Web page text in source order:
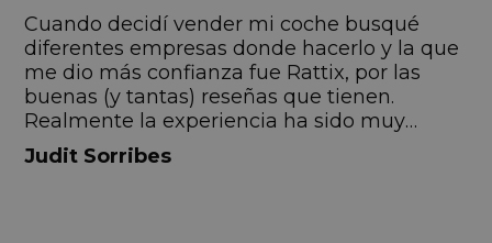
Cuando decidí vender mi coche busqué
diferentes empresas donde hacerlo y la que
me dio más confianza fue Rattix, por las
buenas (y tantas) reseñas que tienen.
Realmente la experiencia ha sido muy
buena, Carolina ha sido siempre muy atenta
y profesional. Finalmente mi hermana se
Judit Sorribes